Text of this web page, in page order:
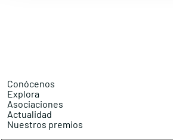
Conócenos
Explora
Asociaciones
Actualidad
Nuestros premios